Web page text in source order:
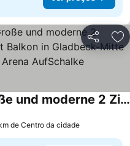
Partilhar
FeWo-Palmtrees 3 - Große und moderne 2 Zimmerwohnung mit Süd-West Balkon in Gladbeck-Mitte nähe Movie Park und Arena AufSchalke
de Centro da cidade